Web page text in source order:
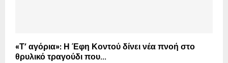
«Τ’ αγόρια»: Η Έφη Κοντού δίνει νέα πνοή στο
θρυλικό τραγούδι που...